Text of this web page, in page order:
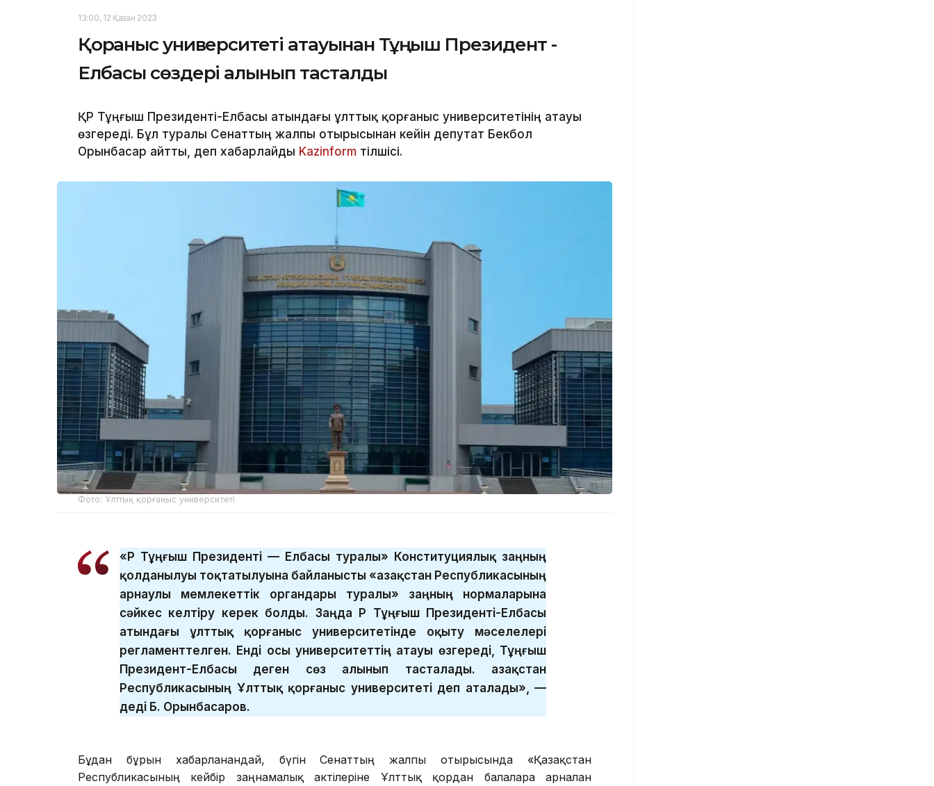
13:00, 12 Қазан 2023
Қорғаныс университеті атауынан Тұңғыш Президент -
Елбасы сөздері алынып тасталды
ҚР Тұңғыш Президенті-Елбасы атындағы ұлттық қорғаныс университетінің атауы
өзгереді. Бұл туралы Сенаттың жалпы отырысынан кейін депутат Бекбол
Орынбасар айтты, деп хабарлайды Kazinform тілшісі.
Фото: Ұлттық қорғаныс университеті
«ҚР Тұңғыш Президенті — Елбасы туралы» Конституциялық заңның
қолданылуы тоқтатылуына байланысты «Қазақстан Республикасының
арнаулы мемлекеттік органдары туралы» заңның нормаларына
сәйкес келтіру керек болды. Заңда ҚР Тұңғыш Президенті-Елбасы
атындағы ұлттық қорғаныс университетінде оқыту мәселелері
регламенттелген. Енді осы университеттің атауы өзгереді, Тұңғыш
Президент-Елбасы деген сөз алынып тасталады. Қазақстан
Республикасының Ұлттық қорғаныс университеті деп аталады», —
деді Б. Орынбасаров.
Бұдан бұрын хабарланғандай, бүгін Сенаттың жалпы отырысында «Қазақстан
Республикасының кейбір заңнамалық актілеріне Ұлттық қордан балаларға арналған